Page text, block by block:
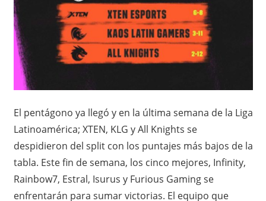
El pentágono ya llegó y en la última semana de la Liga
Latinoamérica; XTEN, KLG y All Knights se
despidieron del split con los puntajes más bajos de la
tabla. Este fin de semana, los cinco mejores, Infinity,
Rainbow7, Estral, Isurus y Furious Gaming se
enfrentarán para sumar victorias. El equipo que